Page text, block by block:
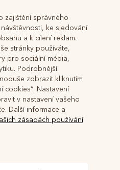
Q7 S-line
10:00
11:00
zajištění správného
ke sledování
a k cílení reklam.
stránky používáte,
pro sociální média,
Podrobnější
zobrazit kliknutím
cookies“. Nastavení
v nastavení vašeho
Další informace a
zásadách používání